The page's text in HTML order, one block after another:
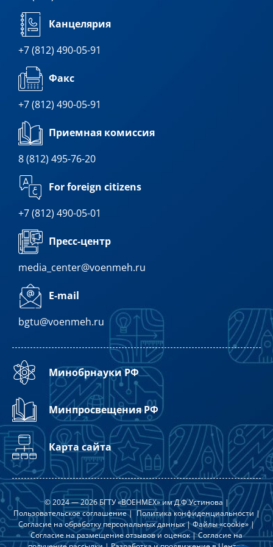
Канцелярия
+7 (812) 490-05-91
Факс
+7 (812) 490-05-91
Приемная комиссия
8 (812) 495-76-20
For foreign citizens
+7 (812) 490-05-01
Пресс-центр
media_center@voenmeh.ru
E-mail
bgtu@voenmeh.ru
Минобрнауки РФ
Минпросвещения РФ
Карта сайта
© 2024 — 2026 БГТУ «ВОЕНМЕХ» им Д.Ф.Устинова |
Пользовательское соглашение|Политика конфиденциальности |
Согласие на обработку персональных данных|Файлы «cookie»|
Согласие на размещение отзывов и оценок|Согласие на